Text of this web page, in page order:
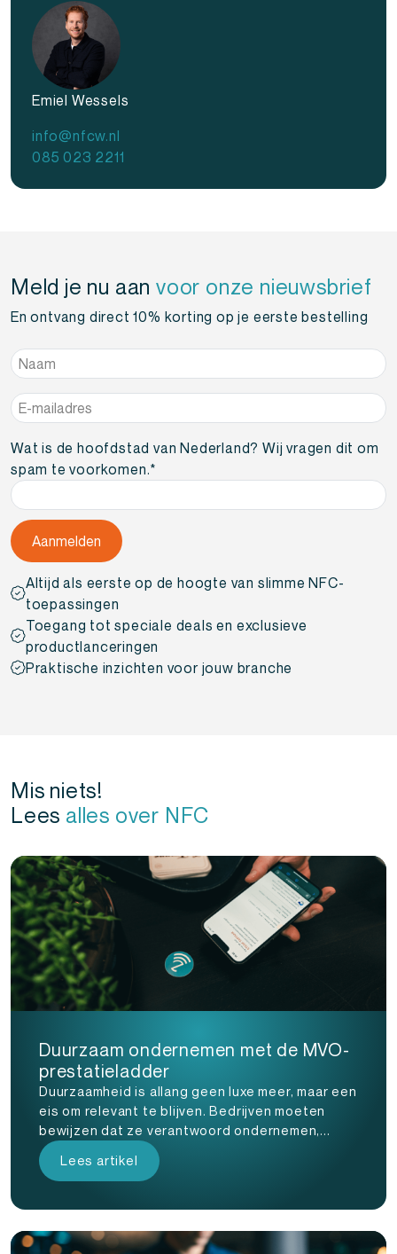
Emiel Wessels
info@nfcw.nl
085 023 2211
Meld je nu aanvoor onze nieuwsbrief
En ontvang direct 10% korting op je eerste bestelling
Naam*
E-
mailadres*
Wat is de hoofdstad van Nederland? Wij vragen dit om
spam te voorkomen.*
Altijd als eerste op de hoogte van slimme NFC-
toepassingen
Toegang tot speciale deals en exclusieve
productlanceringen
Praktische inzichten voor jouw branche
Mis niets!
Lees alles over NFC
Duurzaam ondernemen met de MVO-
prestatieladder
Duurzaamheid is allang geen luxe meer, maar een
eis om relevant te blijven. Bedrijven moeten
bewijzen dat ze verantwoord ondernemen,...
Lees artikel